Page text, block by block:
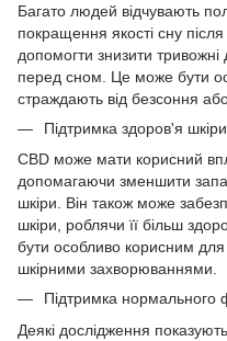
Багато людей відчувають
покращення якості сну
допомогти знизити
перед сном. Це може бути
страждають від безсоння
Підтримка здоров'я шкіри
CBD може мати корисний
допомагаючи зменшити
шкіри. Він також може
шкіри, роблячи її більш
бути особливо корисним
шкірними захворюваннями.
Підтримка нормального
Деякі дослідження